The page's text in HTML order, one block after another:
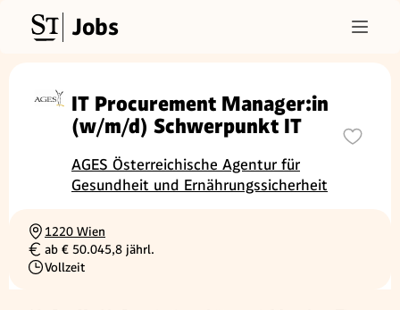
Jobs
IT Procurement Manager:in
(w/m/d) Schwerpunkt IT
AGES Österreichische Agentur für
Gesundheit und Ernährungssicherheit
Ortschaft
1220 Wien
Gehalt
ab € 50.045,8 jährl.
Beschäftigungsart
Vollzeit